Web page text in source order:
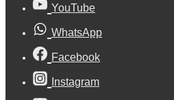
YouTube
WhatsApp
Facebook
Instagram